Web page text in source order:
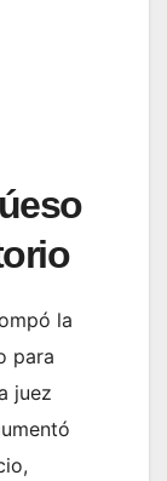
la
para
juez